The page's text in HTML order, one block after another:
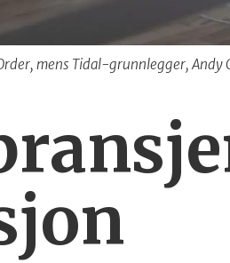
mens Tidal-grunnlegger, Andy